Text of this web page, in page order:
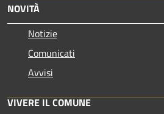
NOVITÀ
Notizie
Comunicati
Avvisi
VIVERE IL COMUNE